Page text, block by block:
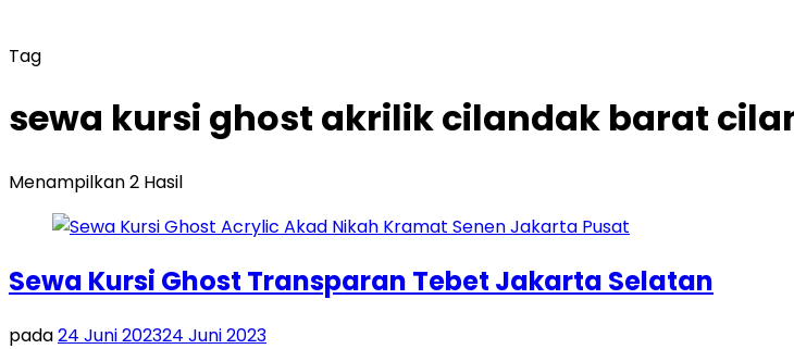
Tag
sewa kursi ghost akrilik cilandak barat
Menampilkan 2 Hasil
Sewa Kursi Ghost Transparan Tebet Jakarta Selatan
pada24 Juni 202324 Juni 2023